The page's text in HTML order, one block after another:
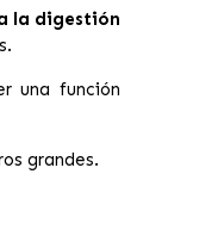
la digestión
una función
grandes.